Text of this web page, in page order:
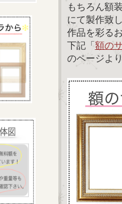
もちろん額
にて製作致
作品を彩る
下記「額の
のページよ